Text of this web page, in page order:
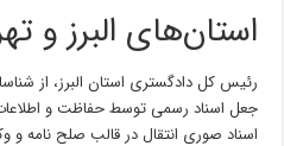
استان‌های البرز و
جعل اسناد رسمی توسط حفاظت و
اسناد صوری انتقال در قالب صلح نامه و